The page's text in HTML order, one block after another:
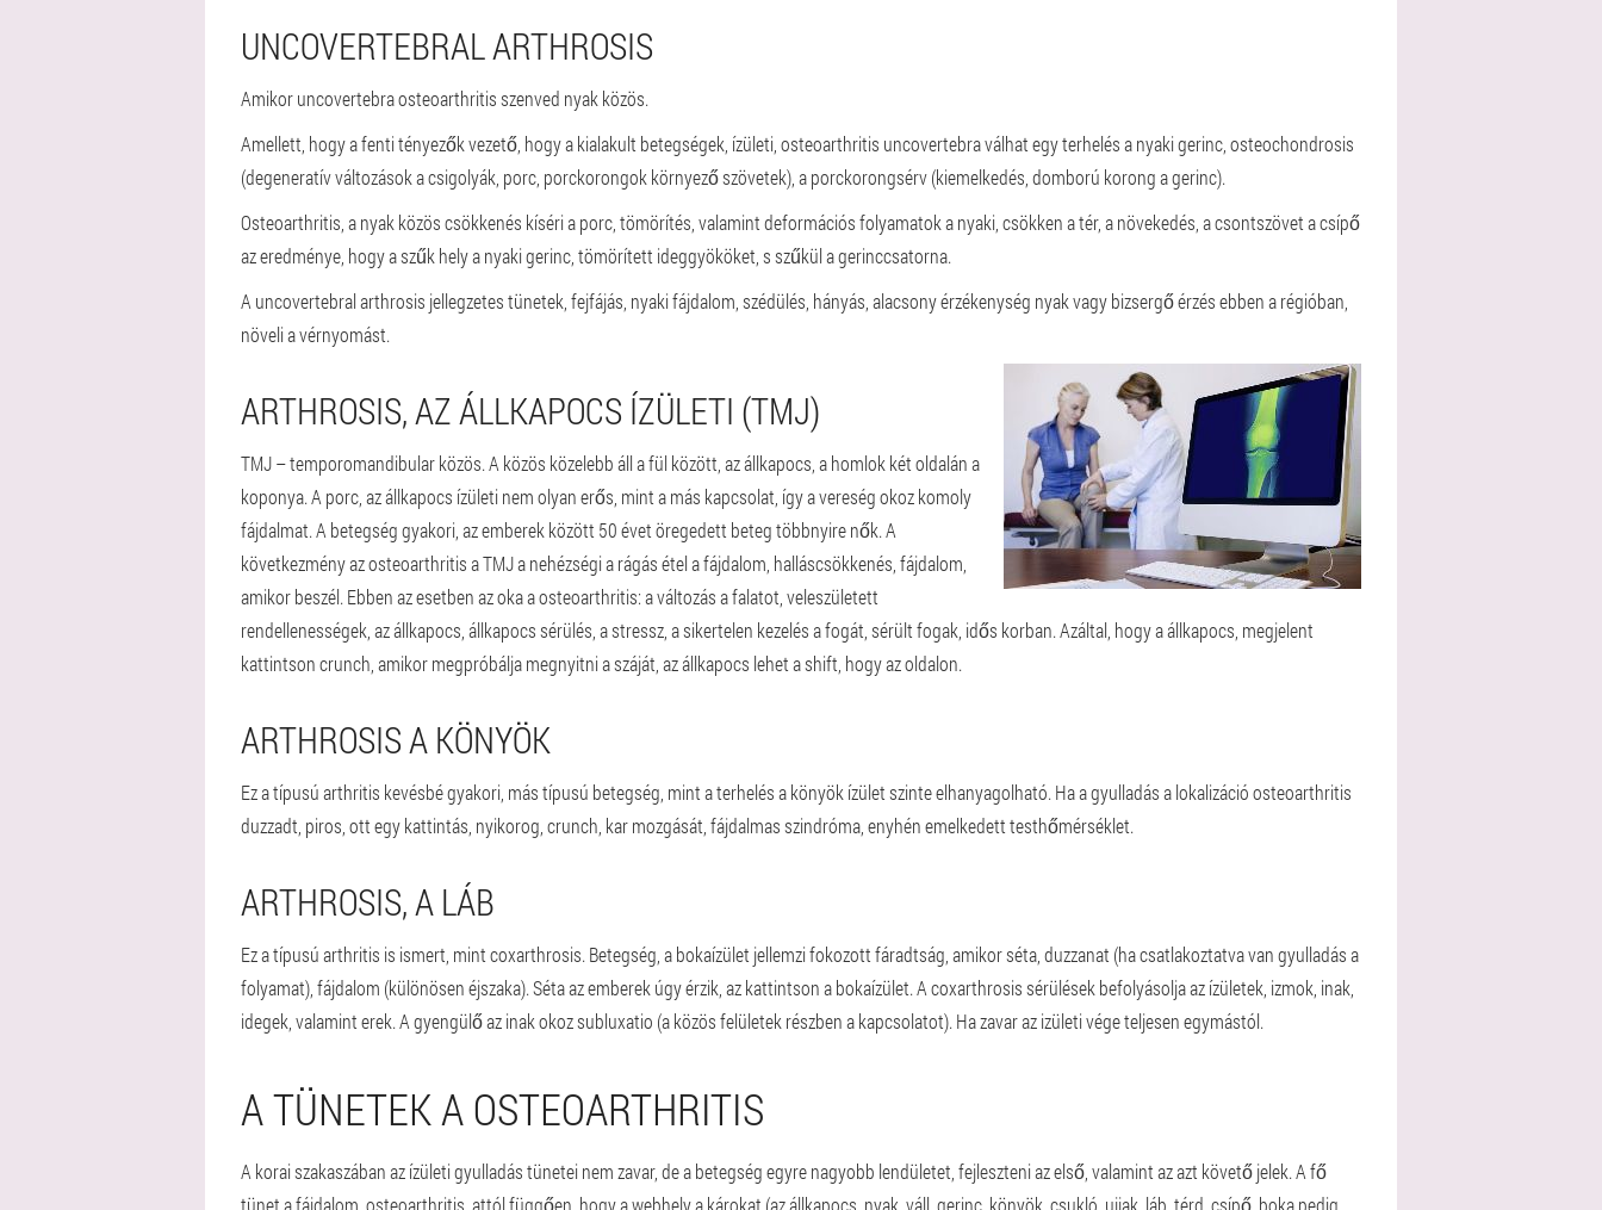
UNCOVERTEBRAL ARTHROSIS
Amikor uncovertebra osteoarthritis szenved nyak közös.
Amellett, hogy a fenti tényezők vezető, hogy a kialakult betegségek, ízületi, osteoarthritis uncovertebra válhat egy terhelés a nyaki gerinc, osteochondrosis
(degeneratív változások a csigolyák, porc, porckorongok környező szövetek), a porckorongsérv (kiemelkedés, domború korong a gerinc).
Osteoarthritis, a nyak közös csökkenés kíséri a porc, tömörítés, valamint deformációs folyamatok a nyaki, csökken a tér, a növekedés, a csontszövet a csípő
az eredménye, hogy a szűk hely a nyaki gerinc, tömörített ideggyököket, s szűkül a gerinccsatorna.
A uncovertebral arthrosis jellegzetes tünetek, fejfájás, nyaki fájdalom, szédülés, hányás, alacsony érzékenység nyak vagy bizsergő érzés ebben a régióban,
növeli a vérnyomást.
ARTHROSIS, AZ ÁLLKAPOCS ÍZÜLETI (TMJ)
TMJ – temporomandibular közös. A közös közelebb áll a fül között, az állkapocs, a homlok két oldalán a
koponya. A porc, az állkapocs ízületi nem olyan erős, mint a más kapcsolat, így a vereség okoz komoly
fájdalmat. A betegség gyakori, az emberek között 50 évet öregedett beteg többnyire nők. A
következmény az osteoarthritis a TMJ a nehézségi a rágás étel a fájdalom, halláscsökkenés, fájdalom,
amikor beszél. Ebben az esetben az oka a osteoarthritis: a változás a falatot, veleszületett
rendellenességek, az állkapocs, állkapocs sérülés, a stressz, a sikertelen kezelés a fogát, sérült fogak, idős korban. Azáltal, hogy a állkapocs, megjelent
kattintson crunch, amikor megpróbálja megnyitni a száját, az állkapocs lehet a shift, hogy az oldalon.
ARTHROSIS A KÖNYÖK
Ez a típusú arthritis kevésbé gyakori, más típusú betegség, mint a terhelés a könyök ízület szinte elhanyagolható. Ha a gyulladás a lokalizáció osteoarthritis
duzzadt, piros, ott egy kattintás, nyikorog, crunch, kar mozgását, fájdalmas szindróma, enyhén emelkedett testhőmérséklet.
ARTHROSIS, A LÁB
Ez a típusú arthritis is ismert, mint coxarthrosis. Betegség, a bokaízület jellemzi fokozott fáradtság, amikor séta, duzzanat (ha csatlakoztatva van gyulladás a
folyamat), fájdalom (különösen éjszaka). Séta az emberek úgy érzik, az kattintson a bokaízület. A coxarthrosis sérülések befolyásolja az ízületek, izmok, inak,
idegek, valamint erek. A gyengülő az inak okoz subluxatio (a közös felületek részben a kapcsolatot). Ha zavar az izületi vége teljesen egymástól.
A TÜNETEK A OSTEOARTHRITIS
A korai szakaszában az ízületi gyulladás tünetei nem zavar, de a betegség egyre nagyobb lendületet, fejleszteni az első, valamint az azt követő jelek. A fő
tünet a fájdalom, osteoarthritis, attól függően, hogy a webhely a károkat (az állkapocs, nyak, váll, gerinc, könyök, csukló, ujjak, láb, térd, csípő, boka pedig